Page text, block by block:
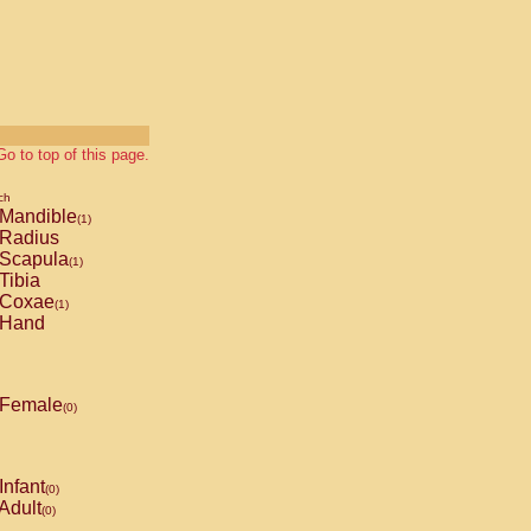
to top of this page.
Mandible(1)
Radius
Scapula(1)
Tibia
Coxae(1)
Hand
Female(0)
Infant(0)
(0)